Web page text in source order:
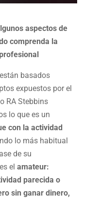
aspectos de
comprenda la
basados
expuestos por el
RA Stebbins
lo que es un
con la actividad
lo más habitual
de su
el amateur:
parecida o
sin ganar dinero,